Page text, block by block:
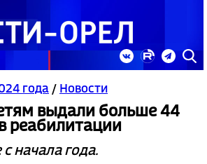
года / Новости
выдали больше 44
реабилитации
начала года.